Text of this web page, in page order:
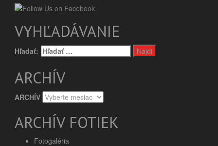
VYHĽADÁVANIE
Hľadať:
ARCHÍV
ARCHÍV
ARCHÍV FOTIEK
Fotogaléria